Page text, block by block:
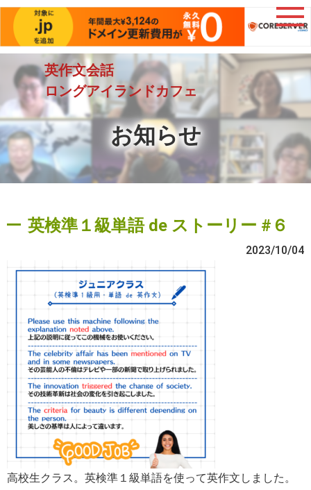
英作文会話
ロングアイランドカフェ
お知らせ
英検準１級単語 de ストーリー #６
2023/10/04
高校生クラス。英検準１級単語を使って英作文しました。